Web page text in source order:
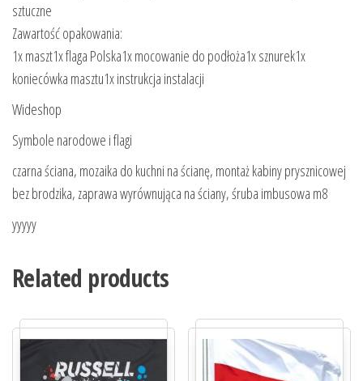
sztuczne
Zawartość opakowania:
1x maszt1x flaga Polska1x mocowanie do podłoża1x sznurek1x
koniecówka masztu1x instrukcja instalacji
Wideshop
Symbole narodowe i flagi
czarna ściana, mozaika do kuchni na ścianę, montaż kabiny prysznicowej
bez brodzika, zaprawa wyrównująca na ściany, śruba imbusowa m8
yyyyy
Related products